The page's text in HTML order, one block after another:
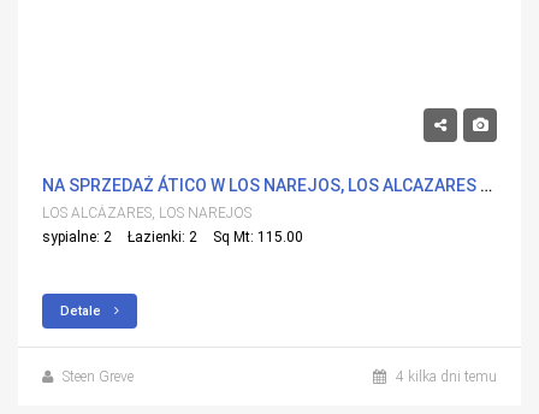
NA SPRZEDAŻ ÁTICO W LOS NAREJOS, LOS ALCAZARES Z BASENEM
LOS ALCÁZARES, LOS NAREJOS
sypialne: 2
Łazienki: 2 Sq Mt: 115.00
Detale
Steen Greve 4 kilka dni temu